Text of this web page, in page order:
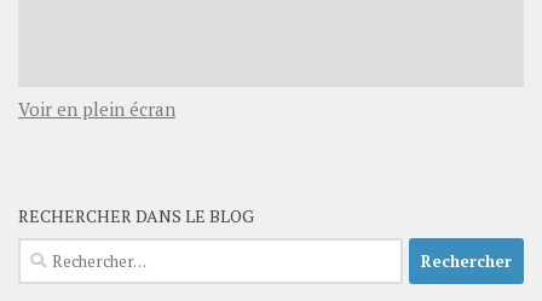
Voir en plein écran
RECHERCHER DANS LE BLOG
Rechercher :